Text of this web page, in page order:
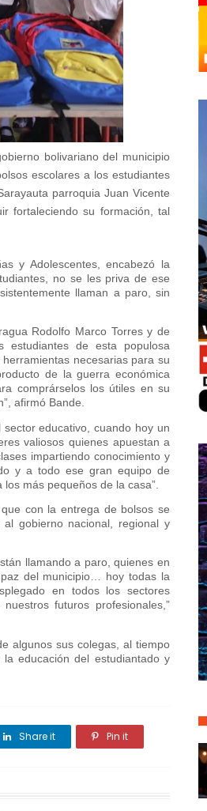
bolivariano del municipio
escolares a los estudiantes
parroquia Juan Vicente
fortaleciendo su formación, tal
y Adolescentes, encabezó la
no se les priva de ese
llaman a paro, sin
Rodolfo Marco Torres y de
estudiantes de esta populosa
necesarias para su
de la guerra económica
comprárselos los útiles en su
afirmó Bande.
educativo, cuando hoy un
valiosos quienes apuestan a
impartiendo conocimiento y
y a todo ese gran equipo de
más pequeños de la casa”.
con la entrega de bolsos se
gobierno nacional, regional y
llamando a paro, quienes en
del municipio… hoy todas la
en todos los sectores
futuros profesionales,”
algunos sus colegas, al tiempo
educación del estudiantado y
Share it Pin it